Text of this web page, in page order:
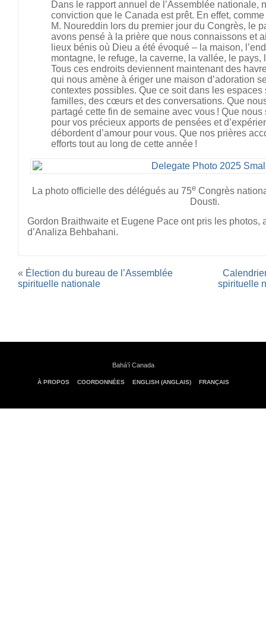
Dans le rapport annuel de l’Assemblée nationale,
conviction que le Canada est prêt. En effet, comme
M. Noureddin lors du premier jour du Congrès, le
avons pensé à la prière que nous connaissons et
lieux bénis où Dieu a été évoqué – la maison,
montagne, le refuge, la caverne, la vallée, le pays,
Tous ces endroits deviennent maintenant des
qui nous amène à ériger une maison d’adoration
contextes possibles. Que ce soit dans les espaces
familles, des cœurs et des conversations. Que
partagé cette fin de semaine avec vous ! Que
pour vos précieux apports de pensées et
débordent d’amour pour vous. Que nos prières
efforts tout au long de cette année !
La photo officielle des délégués au 75eCongrès
Dousti.
Gordon Braithwaite et Eugene Pace ont pris les photos,
d’Analiza Behbahani.
« Élection du bureau de l’Assemblée
spirituelle nationale
spirituelle
Bahá’í Canada
À PROPOS COORDONNÉES ENGLISH (ANGLAIS) FRANÇAIS